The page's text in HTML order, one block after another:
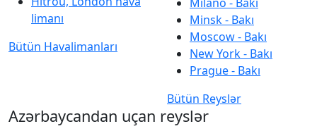
limanı
Bütün Havalimanları
Minsk - Bakı
Moscow - Bakı
New York - Bakı
Prague - Bakı
Bütün Reyslər
Azərbaycandan uçan reyslər